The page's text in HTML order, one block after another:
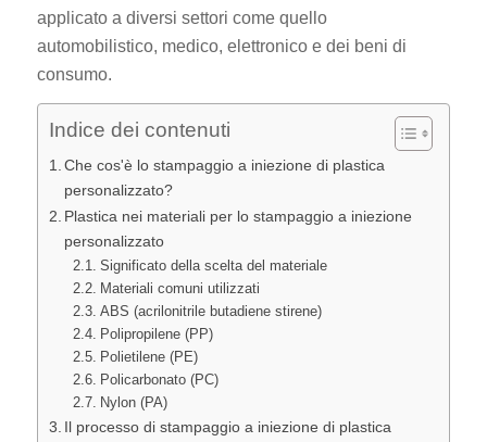
applicato a diversi settori come quello
automobilistico, medico, elettronico e dei beni di
consumo.
Indice dei contenuti
Che cos'è lo stampaggio a iniezione di plastica
personalizzato?
Plastica nei materiali per lo stampaggio a iniezione
personalizzato
Significato della scelta del materiale
Materiali comuni utilizzati
ABS (acrilonitrile butadiene stirene)
Polipropilene (PP)
Polietilene (PE)
Policarbonato (PC)
Nylon (PA)
Il processo di stampaggio a iniezione di plastica